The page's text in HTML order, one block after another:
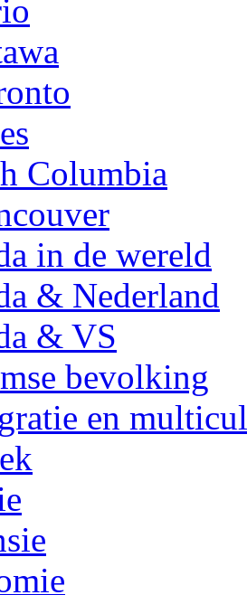
Columbia
in de wereld
& Nederland
& VS
bevolking
en